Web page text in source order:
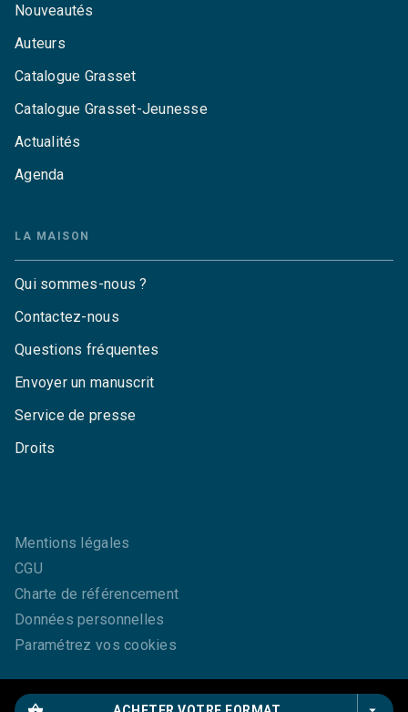
Nouveautés
Auteurs
Catalogue Grasset
Catalogue Grasset-Jeunesse
Actualités
Agenda
LA MAISON
Qui sommes-nous ?
Contactez-nous
Questions fréquentes
Envoyer un manuscrit
Service de presse
Droits
Mentions légales
CGU
Charte de référencement
Données personnelles
Paramétrez vos cookies